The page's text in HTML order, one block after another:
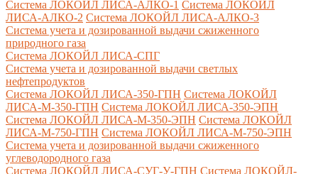
Система ЛОКОЙЛ ЛИСА-AЛКО-1 Система ЛОКОЙЛ
ЛИСА-АЛКО-2 Система ЛОКОЙЛ ЛИСА-АЛКО-3
Система учета и дозированной выдачи сжиженного
природного газа
Система ЛОКОЙЛ ЛИСА-СПГ
Система учета и дозированной выдачи светлых
нефтепродуктов
Система ЛОКОЙЛ ЛИСА-350-ГПН Система ЛОКОЙЛ
ЛИСА-М-350-ГПН Система ЛОКОЙЛ ЛИСА-350-ЭПН
Система ЛОКОЙЛ ЛИСА-М-350-ЭПН Система ЛОКОЙЛ
ЛИСА-М-750-ГПН Система ЛОКОЙЛ ЛИСА-М-750-ЭПН
Система учета и дозированной выдачи сжиженного
углеводородного газа
Система ЛОКОЙЛ ЛИСА-СУГ-У-ГПН Система ЛОКОЙЛ-